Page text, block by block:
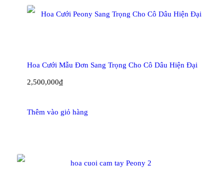
mới
Hoa Cưới Mẫu Đơn Sang Trọng Cho Cô Dâu Hiện Đại
2,500,000₫
Thêm vào giỏ hàng